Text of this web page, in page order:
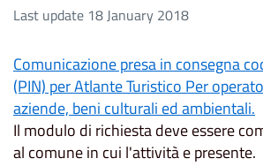
Last update 18 January 2018
Comunicazione presa in consegna
(PIN) per Atlante Turistico Per
aziende, beni culturali ed ambientali.
Il modulo di richiesta deve essere
al comune in cui l'attività e presente.